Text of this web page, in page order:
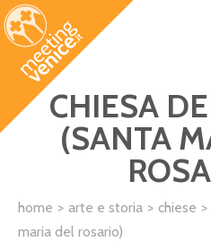
Salta al contenuto principale
CHIESA
(SANTA
home arte e storia chiese
maria del rosario)